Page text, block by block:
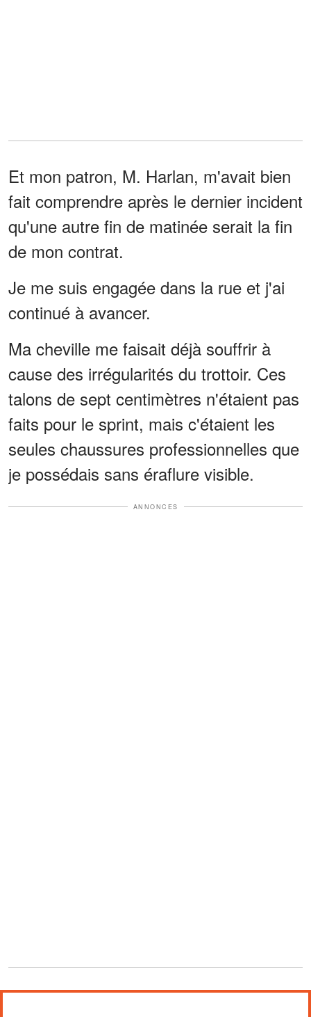
Et mon patron, M. Harlan, m'avait bien
fait comprendre après le dernier incident
qu'une autre fin de matinée serait la fin
de mon contrat.
Je me suis engagée dans la rue et j'ai
continué à avancer.
Ma cheville me faisait déjà souffrir à
cause des irrégularités du trottoir. Ces
talons de sept centimètres n'étaient pas
faits pour le sprint, mais c'étaient les
seules chaussures professionnelles que
je possédais sans éraflure visible.
ANNONCES